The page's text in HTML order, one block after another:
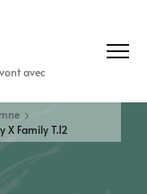
avec
Family T.12